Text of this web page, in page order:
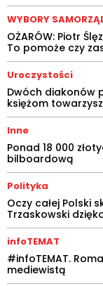
WYBORY
OŻARÓW: Piotr
To pomoże czy
Uroczystości
Dwóch diakonów
księżom
Inne
Ponad 18 000
bilboardową
Polityka
Oczy całej Polski
Trzaskowski
infoTEMAT
#infoTEMAT.
mediewistą